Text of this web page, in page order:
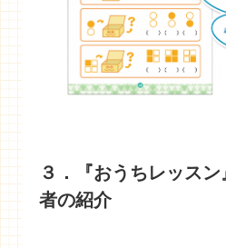
３．『おうちレッス
者の紹介